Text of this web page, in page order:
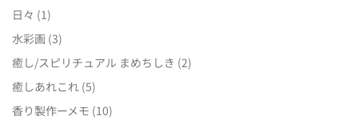
日々 (1)
水彩画 (3)
癒し/スピリチュアル まめちしき (2)
癒しあれこれ (5)
香り製作ーメモ (10)